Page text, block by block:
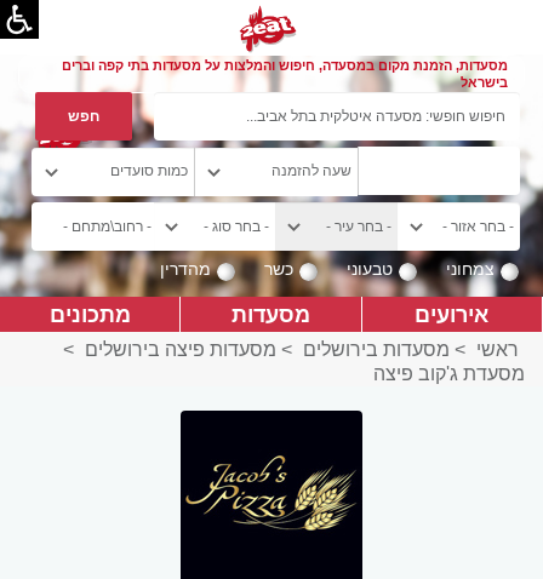
מסעדות, הזמנת מקום במסעדה, חיפוש והמלצות על מסעדות בתי קפה וברים
בישראל
צמחוני טבעוני כשר מהדרין
אירועים מסעדות מתכונים
ראשי > מסעדות בירושלים > מסעדות פיצה בירושלים >
מסעדת ג'קוב פיצה